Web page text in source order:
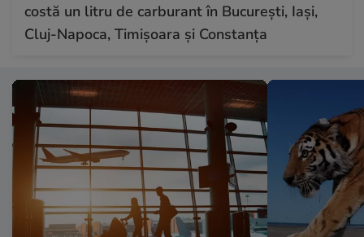
costă un litru de carburant în București, Iași,
Cluj-Napoca, Timișoara și Constanța